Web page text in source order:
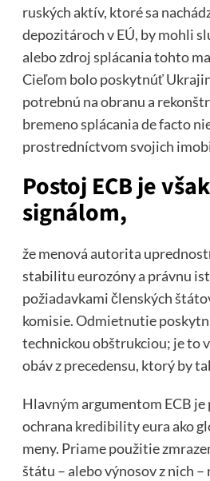
ruských aktív, ktoré sa
depozitároch v EÚ, by mohli
alebo zdroj splácania tohto
Cieľom bolo poskytnúť
potrebnú na obranu a
bremeno splácania de facto
prostredníctvom svojich
Postoj ECB je
signálom,
že menová autorita
stabilitu eurozóny a právnu
požiadavkami členských
komisie. Odmietnutie
technickou obštrukciou; je to
obáv z precedensu, ktorý by
Hlavným argumentom ECB
ochrana kredibility eura ako
meny. Priame použitie
štátu – alebo výnosov z nich –